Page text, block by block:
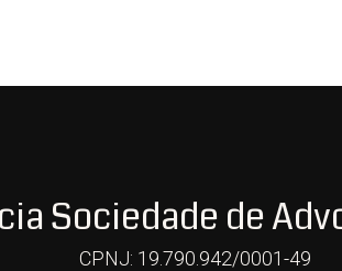
Sociedade de
CPNJ: 19.790.942/0001-49